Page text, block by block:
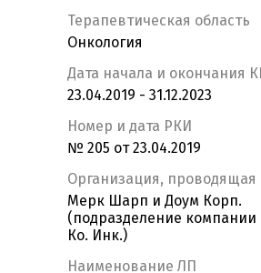
Терапевтическая область
Онкология
Дата начала и окончания
23.04.2019 - 31.12.2023
Номер и дата РКИ
№ 205 от 23.04.2019
Организация, проводящая
Мерк Шарп и Доум Корп.
(подразделение
Ко. Инк.)
Наименование ЛП